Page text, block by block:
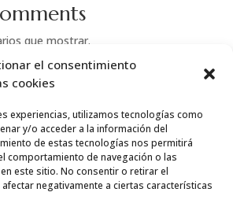
el consentimiento
cookies
experiencias, utilizamos tecnologías como
y/o acceder a la información del
de estas tecnologías nos permitirá
comportamiento de navegación o las
este sitio. No consentir o retirar el
negativamente a ciertas características
que mostrar.